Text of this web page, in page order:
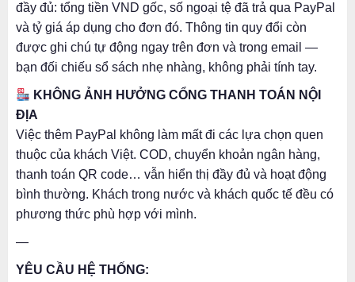
đầy đủ: tổng tiền VND gốc, số ngoại tệ đã trả qua PayPal
và tỷ giá áp dụng cho đơn đó. Thông tin quy đổi còn
được ghi chú tự động ngay trên đơn và trong email —
bạn đối chiếu sổ sách nhẹ nhàng, không phải tính tay.
KHÔNG ẢNH HƯỞNG CỔNG THANH TOÁN NỘI
ĐỊA
Việc thêm PayPal không làm mất đi các lựa chọn quen
thuộc của khách Việt. COD, chuyển khoản ngân hàng,
thanh toán QR code… vẫn hiển thị đầy đủ và hoạt động
bình thường. Khách trong nước và khách quốc tế đều có
phương thức phù hợp với mình.
—
YÊU CẦU HỆ THỐNG: